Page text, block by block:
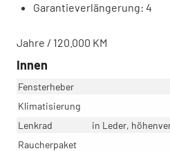
Garantieverlängerung: 4
Jahre / 120.000 KM
Innen
Fensterheber
Klimatisierung
Lenkrad
in Leder,
Raucherpaket